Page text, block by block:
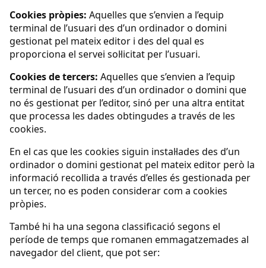
Cookies pròpies: Aquelles que s’envien a l’equip
terminal de l’usuari des d’un ordinador o domini
gestionat pel mateix editor i des del qual es
proporciona el servei sol·licitat per l’usuari.
Cookies de tercers: Aquelles que s’envien a l’equip
terminal de l’usuari des d’un ordinador o domini que
no és gestionat per l’editor, sinó per una altra entitat
que processa les dades obtingudes a través de les
cookies.
En el cas que les cookies siguin instal·lades des d’un
ordinador o domini gestionat pel mateix editor però la
informació recollida a través d’elles és gestionada per
un tercer, no es poden considerar com a cookies
pròpies.
També hi ha una segona classificació segons el
període de temps que romanen emmagatzemades al
navegador del client, que pot ser: